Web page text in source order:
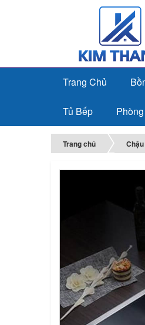
Trang Chủ
Tủ Bếp
Trang chủ